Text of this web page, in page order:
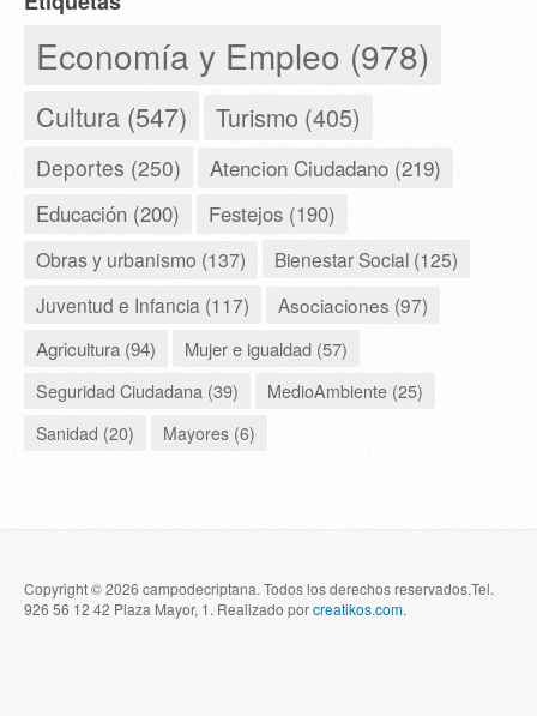
Economía y Empleo (978)
Cultura (547) Turismo (405)
Deportes (250) Atencion Ciudadano (219)
Educación (200) Festejos (190)
Obras y urbanismo (137)
Bienestar Social (125)
Juventud e Infancia (117)
Asociaciones (97)
Agricultura (94)
Mujer e igualdad (57)
Seguridad Ciudadana (39)
MedioAmbiente (25)
Sanidad (20)
Mayores (6)
Copyright © 2026 campodecriptana. Todos los derechos reservados.Tel.
926 56 12 42 Plaza Mayor, 1. Realizado porcreatikos.com.